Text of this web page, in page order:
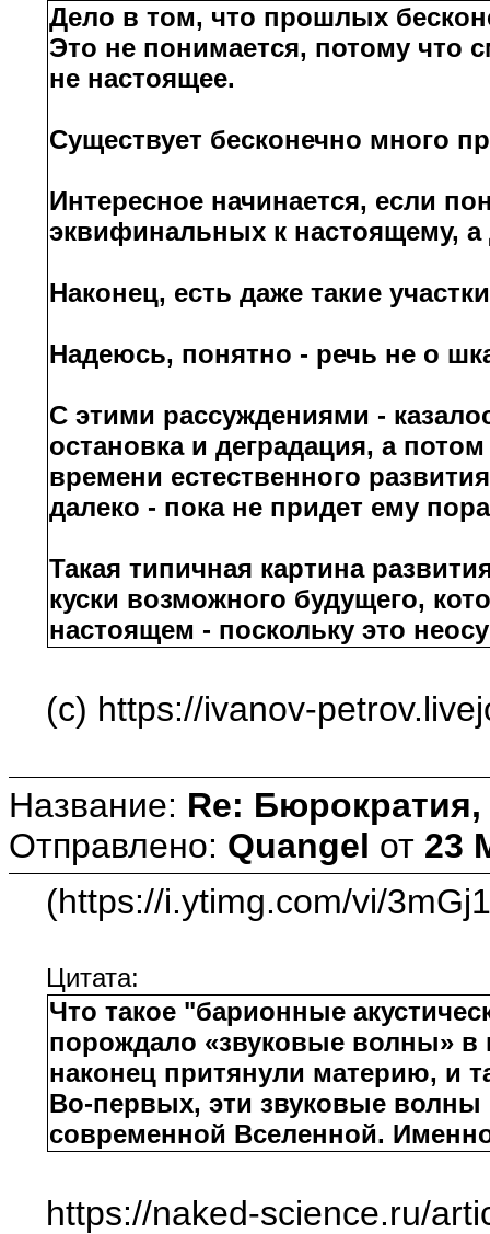
Дело в том, что прошлых
Это не понимается, потому что
не настоящее.
Существует бесконечно много
Интересное начинается, если
эквифинальных к настоящему,
Наконец, есть даже такие
Надеюсь, понятно - речь не о
С этими рассуждениями -
остановка и деградация, а
времени естественного
далеко - пока не придет ему
Такая типичная картина
куски возможного будущего,
настоящем - поскольку это
(с) https://ivanov-
Название: Re: Бюрократия,
Отправлено: Quangel от 23
(https://i.ytimg.com/vi/
Цитата:
Что такое "барионные
порождало «звуковые волны» в
наконец притянули материю, и
Во-первых, эти звуковые волны
современной Вселенной.
https://naked-science.ru/